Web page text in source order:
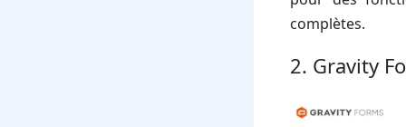
complètes.
2. Gravity